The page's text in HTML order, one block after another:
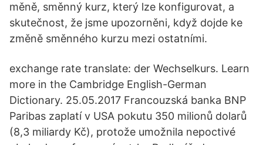
měně, směnný kurz, který lze konfigurovat, a
skutečnost, že jsme upozorněni, když dojde ke
změně směnného kurzu mezi ostatními.
exchange rate translate: der Wechselkurs. Learn
more in the Cambridge English-German
Dictionary. 25.05.2017 Francouzská banka BNP
Paribas zaplatí v USA pokutu 350 milionů dolarů
(8,3 miliardy Kč), protože umožnila nepoctivé